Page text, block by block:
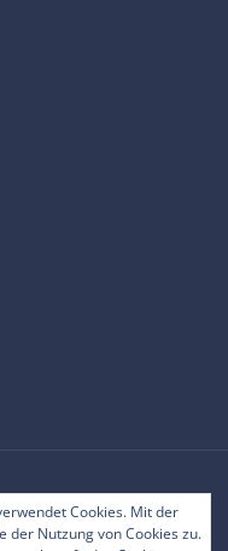
Cookies. Mit der
der Nutzung von Cookies zu.